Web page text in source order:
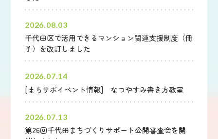
2026.08.03
千代田区で活用できるマンション関連支援制度（冊
子）を改訂しました
2026.07.14
[まちサポイベント情報] なつやすみ書き方教室
2026.07.13
第26回千代田まちづくりサポート公開審査会を開